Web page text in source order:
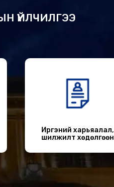
ҮЙЛЧИЛГЭЭ
Иргэний харьяалал,
шилжилт хөдөлгөөн